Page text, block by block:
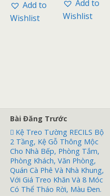
5
a
Add to
Wishlist
5
a
Add to
Wishlist
Bài Đăng Trước
Kệ Treo Tường RECILS Bộ
2 Tầng, Kệ Gỗ Thông Mộc
Cho Nhà Bếp, Phòng Tắm,
Phòng Khách, Văn Phòng,
Quán Cà Phê Và Nhà Khung,
Với Giá Treo Khăn Và 8 Móc
Có Thể Tháo Rời, Màu Đen.